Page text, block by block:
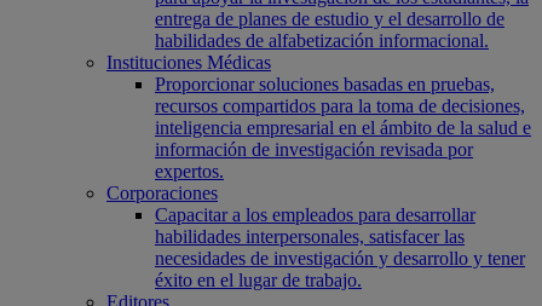
entrega de planes de estudio y el desarrollo de
habilidades de alfabetización informacional.
Instituciones Médicas
Proporcionar soluciones basadas en pruebas,
recursos compartidos para la toma de decisiones,
inteligencia empresarial en el ámbito de la salud e
información de investigación revisada por
expertos.
Corporaciones
Capacitar a los empleados para desarrollar
habilidades interpersonales, satisfacer las
necesidades de investigación y desarrollo y tener
éxito en el lugar de trabajo.
Editores